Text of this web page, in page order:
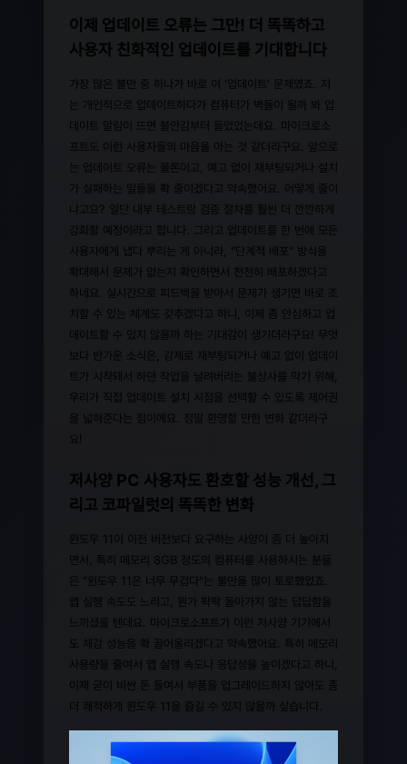
이제 업데이트 오류는 그만! 더 똑똑하고
사용자 친화적인 업데이트를 기대합니다
가장 많은 불만 중 하나가 바로 이 '업데이트' 문제였죠. 저
는 개인적으로 업데이트하다가 컴퓨터가 벽돌이 될까 봐 업
데이트 알림이 뜨면 불안감부터 들었었는데요. 마이크로소
프트도 이런 사용자들의 마음을 아는 것 같더라구요. 앞으로
는 업데이트 오류는 물론이고, 예고 없이 재부팅되거나 설치
가 실패하는 일들을 확 줄이겠다고 약속했어요. 어떻게 줄이
냐고요? 일단 내부 테스트랑 검증 절차를 훨씬 더 깐깐하게
강화할 예정이라고 합니다. 그리고 업데이트를 한 번에 모든
사용자에게 냅다 뿌리는 게 아니라, "단계적 배포" 방식을
확대해서 문제가 없는지 확인하면서 천천히 배포하겠다고
하네요. 실시간으로 피드백을 받아서 문제가 생기면 바로 조
치할 수 있는 체계도 갖추겠다고 하니, 이제 좀 안심하고 업
데이트할 수 있지 않을까 하는 기대감이 생기더라구요! 무엇
보다 반가운 소식은, 강제로 재부팅되거나 예고 없이 업데이
트가 시작돼서 하던 작업을 날려버리는 불상사를 막기 위해,
우리가 직접 업데이트 설치 시점을 선택할 수 있도록 제어권
을 넓혀준다는 점이에요. 정말 환영할 만한 변화 같더라구
요!
저사양 PC 사용자도 환호할 성능 개선, 그
리고 코파일럿의 똑똑한 변화
윈도우 11이 이전 버전보다 요구하는 사양이 좀 더 높아지
면서, 특히 메모리 8GB 정도의 컴퓨터를 사용하시는 분들
은 "윈도우 11은 너무 무겁다"는 불만을 많이 토로했었죠.
앱 실행 속도도 느리고, 뭔가 팍팍 돌아가지 않는 답답함을
느끼셨을 텐데요. 마이크로소프트가 이런 저사양 기기에서
도 체감 성능을 확 끌어올리겠다고 약속했어요. 특히 메모리
사용량을 줄여서 앱 실행 속도나 응답성을 높이겠다고 하니,
이제 굳이 비싼 돈 들여서 부품을 업그레이드하지 않아도 좀
더 쾌적하게 윈도우 11을 즐길 수 있지 않을까 싶습니다.